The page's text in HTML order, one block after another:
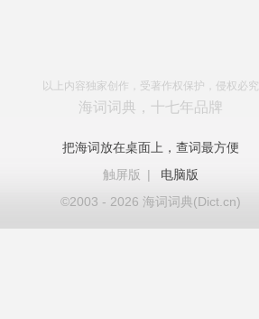
以上内容独家创作，受著作权保护，侵权必究
海词词典，十七年品牌
把海词放在桌面上，查词最方便
触屏版
|
电脑版
©2003 - 2026 海词词典(Dict.cn)